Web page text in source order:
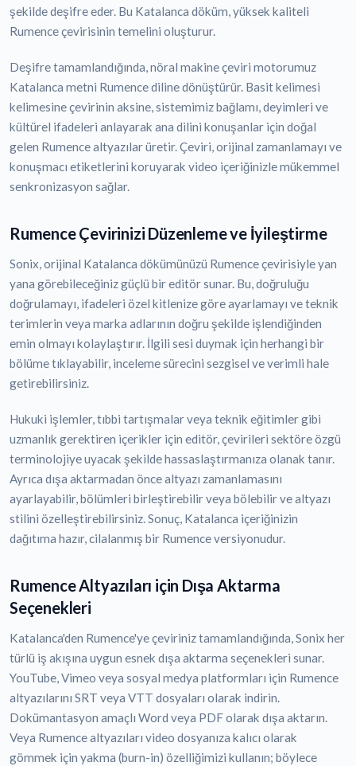
şekilde deşifre eder. Bu Katalanca döküm, yüksek kaliteli
Rumence çevirisinin temelini oluşturur.
Deşifre tamamlandığında, nöral makine çeviri motorumuz
Katalanca metni Rumence diline dönüştürür. Basit kelimesi
kelimesine çevirinin aksine, sistemimiz bağlamı, deyimleri ve
kültürel ifadeleri anlayarak ana dilini konuşanlar için doğal
gelen Rumence altyazılar üretir. Çeviri, orijinal zamanlamayı ve
konuşmacı etiketlerini koruyarak video içeriğinizle mükemmel
senkronizasyon sağlar.
Rumence Çevirinizi Düzenleme ve İyileştirme
Sonix, orijinal Katalanca dökümünüzü Rumence çevirisiyle yan
yana görebileceğiniz güçlü bir editör sunar. Bu, doğruluğu
doğrulamayı, ifadeleri özel kitlenize göre ayarlamayı ve teknik
terimlerin veya marka adlarının doğru şekilde işlendiğinden
emin olmayı kolaylaştırır. İlgili sesi duymak için herhangi bir
bölüme tıklayabilir, inceleme sürecini sezgisel ve verimli hale
getirebilirsiniz.
Hukuki işlemler, tıbbi tartışmalar veya teknik eğitimler gibi
uzmanlık gerektiren içerikler için editör, çevirileri sektöre özgü
terminolojiye uyacak şekilde hassaslaştırmanıza olanak tanır.
Ayrıca dışa aktarmadan önce altyazı zamanlamasını
ayarlayabilir, bölümleri birleştirebilir veya bölebilir ve altyazı
stilini özelleştirebilirsiniz. Sonuç, Katalanca içeriğinizin
dağıtıma hazır, cilalanmış bir Rumence versiyonudur.
Rumence Altyazıları için Dışa Aktarma
Seçenekleri
Katalanca'den Rumence'ye çeviriniz tamamlandığında, Sonix her
türlü iş akışına uygun esnek dışa aktarma seçenekleri sunar.
YouTube, Vimeo veya sosyal medya platformları için Rumence
altyazılarını SRT veya VTT dosyaları olarak indirin.
Dokümantasyon amaçlı Word veya PDF olarak dışa aktarın.
Veya Rumence altyazıları video dosyanıza kalıcı olarak
gömmek için yakma (burn-in) özelliğimizi kullanın; böylece